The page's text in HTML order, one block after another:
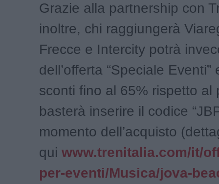
Grazie alla partnership con
inoltre, chi raggiungerà
Frecce e Intercity potrà
dell’offerta “Speciale Eventi”
sconti fino al 65% rispetto al
basterà inserire il codice
momento dell’acquisto
qui www.trenitalia.com/it/
per-eventi/Musica/jova-